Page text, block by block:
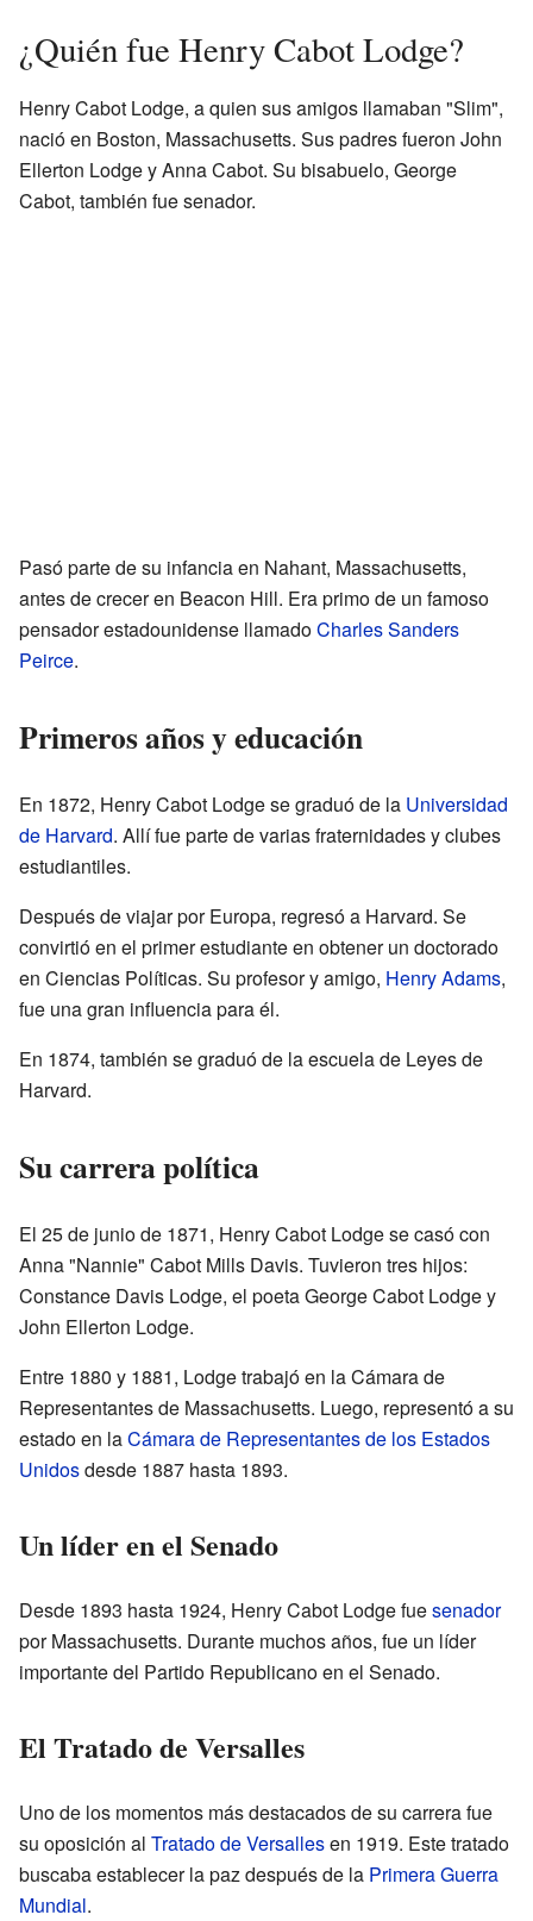
¿Quién fue Henry Cabot Lodge?
Henry Cabot Lodge, a quien sus amigos llamaban "Slim",
nació en Boston, Massachusetts. Sus padres fueron John
Ellerton Lodge y Anna Cabot. Su bisabuelo, George
Cabot, también fue senador.
Pasó parte de su infancia en Nahant, Massachusetts,
antes de crecer en Beacon Hill. Era primo de un famoso
pensador estadounidense llamadoCharles Sanders
Peirce.
Primeros años y educación
En 1872, Henry Cabot Lodge se graduó de la Universidad
de Harvard. Allí fue parte de varias fraternidades y clubes
estudiantiles.
Después de viajar por Europa, regresó a Harvard. Se
convirtió en el primer estudiante en obtener un doctorado
en Ciencias Políticas. Su profesor y amigo, Henry Adams,
fue una gran influencia para él.
En 1874, también se graduó de la escuela de Leyes de
Harvard.
Su carrera política
El 25 de junio de 1871, Henry Cabot Lodge se casó con
Anna "Nannie" Cabot Mills Davis. Tuvieron tres hijos:
Constance Davis Lodge, el poeta George Cabot Lodge y
John Ellerton Lodge.
Entre 1880 y 1881, Lodge trabajó en la Cámara de
Representantes de Massachusetts. Luego, representó a su
estado en laCámara de Representantes de los Estados
Unidosdesde 1887 hasta 1893.
Un líder en el Senado
Desde 1893 hasta 1924, Henry Cabot Lodge fuesenador
por Massachusetts. Durante muchos años, fue un líder
importante del Partido Republicano en el Senado.
El Tratado de Versalles
Uno de los momentos más destacados de su carrera fue
su oposición al Tratado de Versallesen 1919. Este tratado
buscaba establecer la paz después de la Primera Guerra
Mundial.